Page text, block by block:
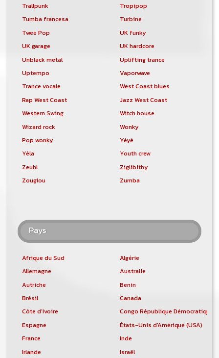
Trallpunk
Tropipop
Tumba francesa
Turbine
Twee Pop
UK funky
UK garage
UK hardcore
Unblack metal
Uplifting trance
Uptempo
Vaporwave
Trance vocale
West Coast blues
Rap West Coast
Jazz West Coast
Western Swing
Witch house
Wizard rock
Wonky
Pop wonky
Yéyé
Yéla
Youth crew
Zeuhl
Ziglibithy
Zouglou
Zumba
Pays
Afrique du Sud
Algérie
Allemagne
Australie
Autriche
Benin
Brésil
Canada
Côte d'Ivoire
Congo République Démocratique
Espagne
États-Unis d'Amérique (USA)
France
Inde
Irlande
Israël